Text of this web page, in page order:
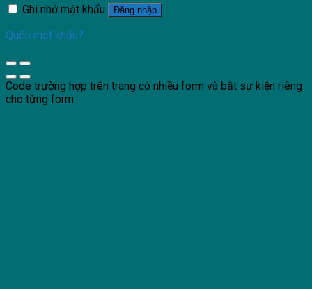
Ghi nhớ mật khẩu
Đăng nhập
Quên mật khẩu?
Code trường hợp trên trang có nhiều form và bắt sự kiện riêng
cho từng form